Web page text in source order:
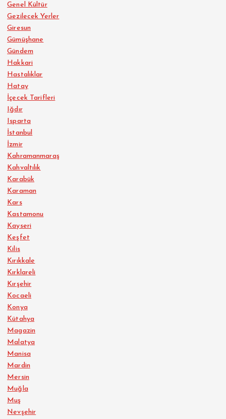
Genel Kültür
Gezilecek Yerler
Giresun
Gümüşhane
Gündem
Hakkari
Hastalıklar
Hatay
İçecek Tarifleri
Iğdır
Isparta
İstanbul
İzmir
Kahramanmaraş
Kahvaltılık
Karabük
Karaman
Kars
Kastamonu
Kayseri
Keşfet
Kilis
Kırıkkale
Kırklareli
Kırşehir
Kocaeli
Konya
Kütahya
Magazin
Malatya
Manisa
Mardin
Mersin
Muğla
Muş
Nevşehir